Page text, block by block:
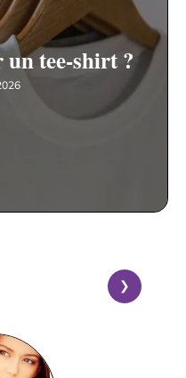
tee-shirt ?